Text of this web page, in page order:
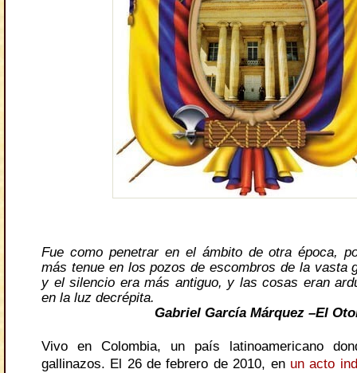
Fue como penetrar en el ámbito de otra época,
más tenue en los pozos de escombros de la vasta
y el silencio era más antiguo, y las cosas eran
en la luz decrépita.
Gabriel García Márquez –El
Vivo en Colombia, un país latinoamericano
gallinazos. El 26 de febrero de 2010, en un acto